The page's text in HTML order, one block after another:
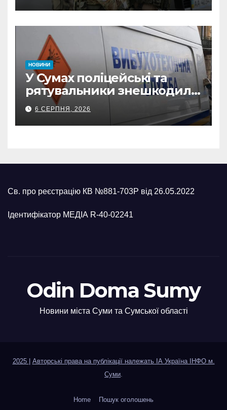
з Охтирки
НОВИНИ
У Сумах поліцейські та
рятувальники знешкодили
500-кілограмову авіабомбу
росіян
6 СЕРПНЯ, 2026
Св. про реєстрацію КВ №881-703Р від 26.05.2022
Ідентифікатор МЕДІА R-40-02241
Odin Doma Sumy
Новини міста Суми та Сумської області
2025 | Авторські права на публікації належать ІА Україна ІНФО м.
Суми
Home Пошук оголошень